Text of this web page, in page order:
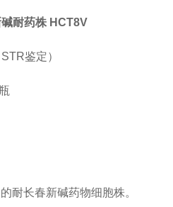
耐药株 HCT8V
鉴定）
耐长春新碱药物细胞株。